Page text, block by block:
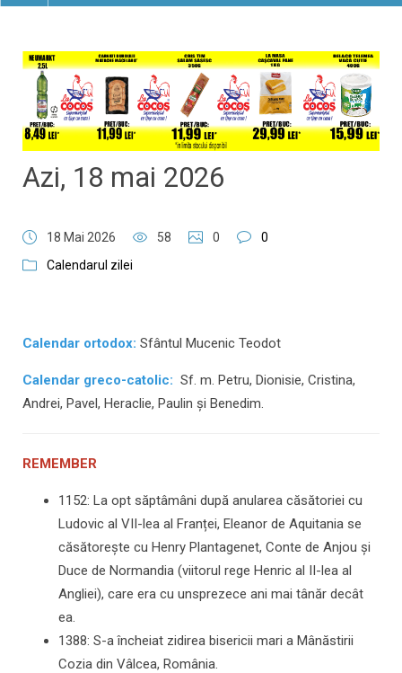
NAVIGATION
​​​​​​​Azi, 18 mai 2026
18 Mai 2026 58 0
0
Calendarul zilei
Calendar ortodox: Sfântul Mucenic Teodot
Calendar greco-catolic: Sf. m. Petru, Dionisie, Cristina,
Andrei, Pavel, Heraclie, Paulin și Benedim.
REMEMBER
1152: La opt săptâmâni după anularea căsătoriei cu
Ludovic al VII-lea al Franței, Eleanor de Aquitania se
căsătorește cu Henry Plantagenet, Conte de Anjou și
Duce de Normandia (viitorul rege Henric al II-lea al
Angliei), care era cu unsprezece ani mai tânăr decât
ea.
1388: S-a încheiat zidirea bisericii mari a Mânăstirii
Cozia din Vâlcea, România.